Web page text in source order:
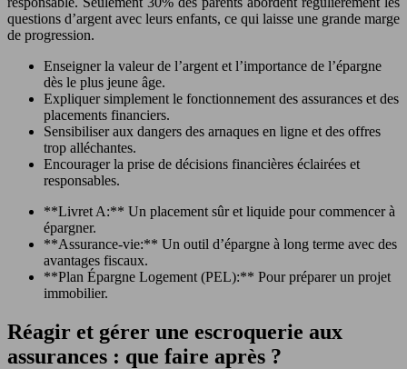
questions d’argent avec leurs enfants, ce qui laisse une grande marge
de progression.
Enseigner la valeur de l’argent et l’importance de l’épargne
dès le plus jeune âge.
Expliquer simplement le fonctionnement des assurances et des
placements financiers.
Sensibiliser aux dangers des arnaques en ligne et des offres
trop alléchantes.
Encourager la prise de décisions financières éclairées et
responsables.
**Livret A:** Un placement sûr et liquide pour commencer à
épargner.
**Assurance-vie:** Un outil d’épargne à long terme avec des
avantages fiscaux.
**Plan Épargne Logement (PEL):** Pour préparer un projet
immobilier.
Réagir et gérer une escroquerie aux
assurances : que faire après ?